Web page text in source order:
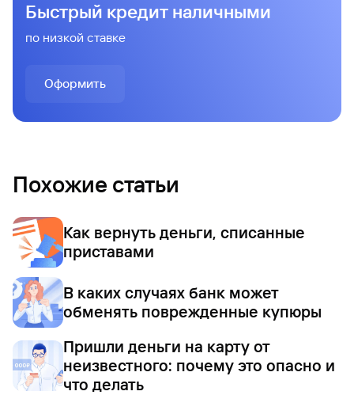
Быстрый кредит наличными
по низкой ставке
Оформить
Похожие статьи
Как вернуть деньги, списанные
приставами
В каких случаях банк может
обменять поврежденные купюры
Пришли деньги на карту от
неизвестного: почему это опасно и
что делать